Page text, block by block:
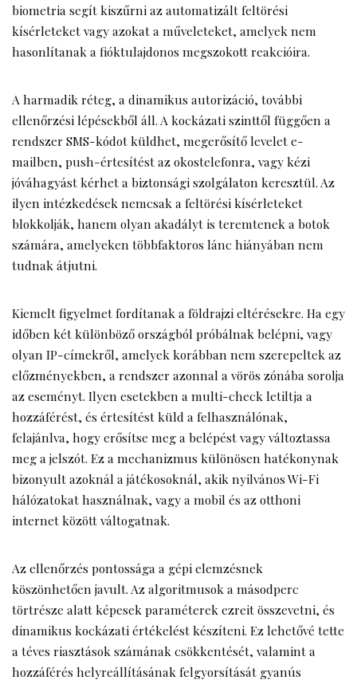
biometria segít kiszűrni az automatizált feltörési
kísérleteket vagy azokat a műveleteket, amelyek nem
hasonlítanak a fióktulajdonos megszokott reakcióira.
A harmadik réteg, a dinamikus autorizáció, további
ellenőrzési lépésekből áll. A kockázati szinttől függően a
rendszer SMS-kódot küldhet, megerősítő levelet e-
mailben, push-értesítést az okostelefonra, vagy kézi
jóváhagyást kérhet a biztonsági szolgálaton keresztül. Az
ilyen intézkedések nemcsak a feltörési kísérleteket
blokkolják, hanem olyan akadályt is teremtenek a botok
számára, amelyeken többfaktoros lánc hiányában nem
tudnak átjutni.
Kiemelt figyelmet fordítanak a földrajzi eltérésekre. Ha egy
időben két különböző országból próbálnak belépni, vagy
olyan IP-címekről, amelyek korábban nem szerepeltek az
előzményekben, a rendszer azonnal a vörös zónába sorolja
az eseményt. Ilyen esetekben a multi-check letiltja a
hozzáférést, és értesítést küld a felhasználónak,
felajánlva, hogy erősítse meg a belépést vagy változtassa
meg a jelszót. Ez a mechanizmus különösen hatékonynak
bizonyult azoknál a játékosoknál, akik nyilvános Wi-Fi
hálózatokat használnak, vagy a mobil és az otthoni
internet között váltogatnak.
Az ellenőrzés pontossága a gépi elemzésnek
köszönhetően javult. Az algoritmusok a másodperc
törtrésze alatt képesek paraméterek ezreit összevetni, és
dinamikus kockázati értékelést készíteni. Ez lehetővé tette
a téves riasztások számának csökkentését, valamint a
hozzáférés helyreállításának felgyorsítását gyanús